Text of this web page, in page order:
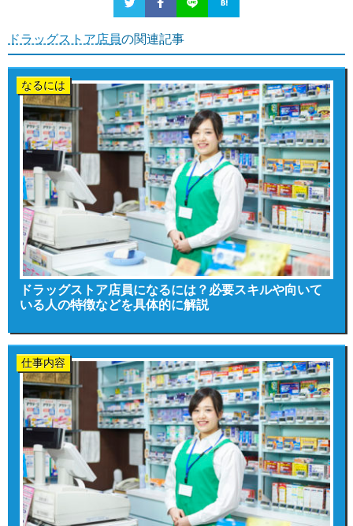
ドラッグストア店員の関連記事
なるには
ドラッグストア店員になるには？必要スキルや向いて
いる人の特徴などを具体的に解説
仕事内容